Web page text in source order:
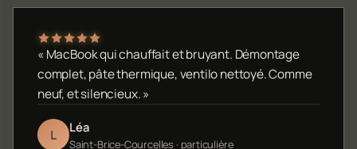
« MacBook qui chauffait et bruyant. Démontage
complet, pâte thermique, ventilo nettoyé. Comme
neuf, et silencieux. »
L Léa
Saint-Brice-Courcelles · particulière